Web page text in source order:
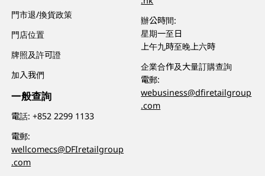
門市退/換貨政策
門店位置
牌照及許可證
加入我們
一般查詢
電話:+852 2299 1133
電郵:
wellcomecs@DFIretailgroup
.com
辦公時間:
星期一至日
上午九時至晚上六時
企業合作及大量訂購查詢
電郵:
webusiness@dfiretailgroup
.com